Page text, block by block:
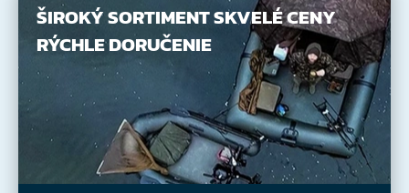
ŠIROKÝ SORTIMENTSKVELÉ CENY
RÝCHLE DORUČENIE